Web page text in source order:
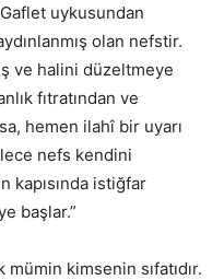
uykusundan
olan nefstir.
ve halini düzeltmeye
fıtratından ve
hemen ilahî bir uyarı
nefs kendini
kapısında istiğfar
başlar.”
kimsenin sıfatıdır.